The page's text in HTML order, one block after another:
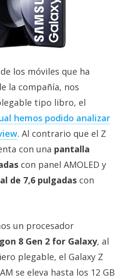
los móviles que ha
la compañía, nos
tipo libro, el
hemos podido analizar
. Al contrario que el Z
con una pantalla
con panel AMOLED y
de 7,6 pulgadas con
un procesador
8 Gen 2 for Galaxy, al
plegable, el Galaxy Z
se eleva hasta los 12 GB